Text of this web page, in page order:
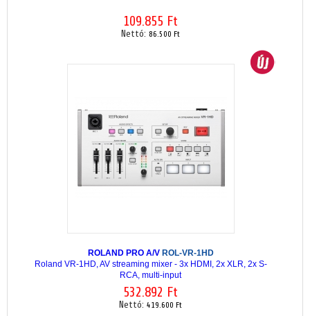
109.855 Ft
Nettó: 86.500 Ft
ROLAND PRO A/V ROL-VR-1HD
Roland VR-1HD, AV streaming mixer - 3x HDMI, 2x XLR, 2x S-
RCA, multi-input
532.892 Ft
Nettó: 419.600 Ft